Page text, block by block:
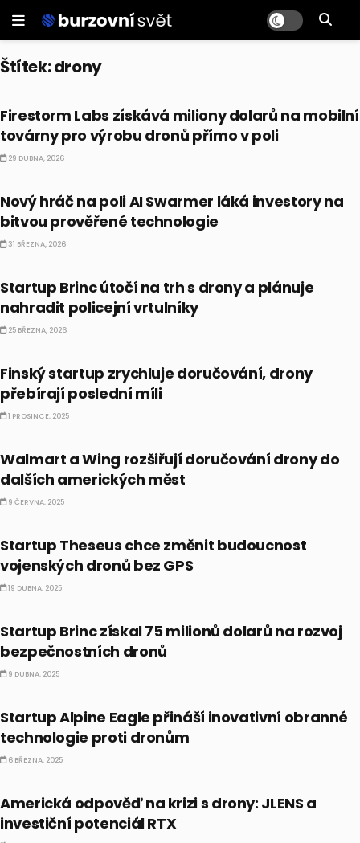
Štítek:drony
Firestorm Labs získává miliony dolarů na mobilní
továrny pro výrobu dronů přímo v poli
29 DUBNA, 2026
Nový hráč na poli AI Swarmer láká investory na
bitvou prověřené technologie
31 BŘEZNA, 2026
Startup Brinc útočí na trh s drony a plánuje
nahradit policejní vrtulníky
25 BŘEZNA, 2026
Finský startup zrychluje doručování, drony
přebírají poslední míli
1 PROSINCE, 2025
Walmart a Wing rozšiřují doručování drony do
dalších amerických měst
9 ČERVNA, 2025
Startup Theseus chce změnit budoucnost
vojenských dronů bez GPS
19 DUBNA, 2025
Startup Brinc získal 75 milionů dolarů na rozvoj
bezpečnostních dronů
9 DUBNA, 2025
Startup Alpine Eagle přináší inovativní obranné
technologie proti dronům
6 BŘEZNA, 2025
Americká odpověď na krizi s drony: JLENS a
investiční potenciál RTX